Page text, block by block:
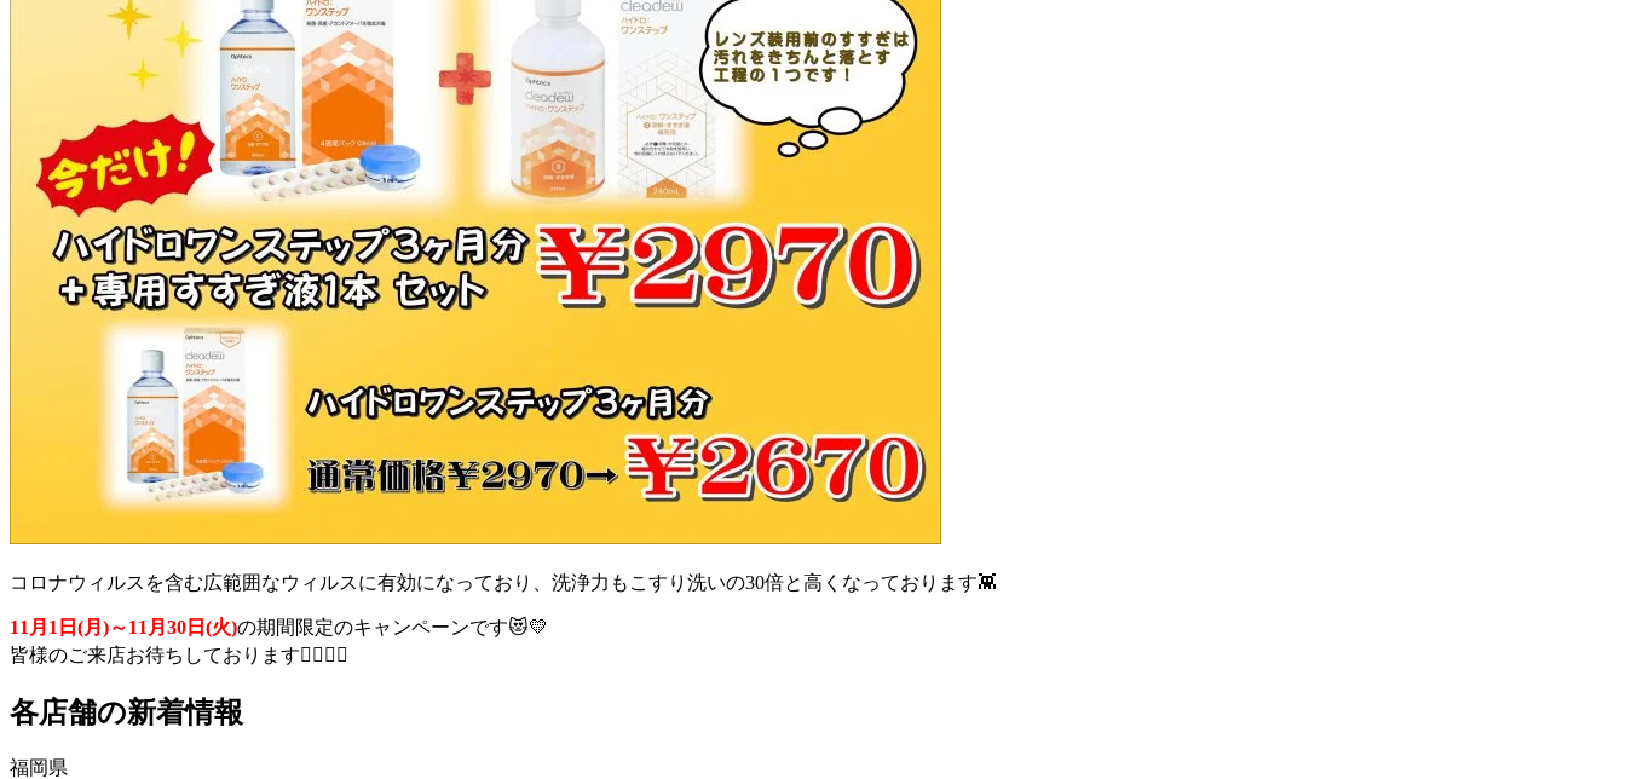
コロナウィルスを含む広範囲なウィルスに有効になっており、洗浄力もこすり洗いの30倍と高くなっております👾
11月1日(月)～11月30日(火)の期間限定のキャンペーンです😻💛
皆様のご来店お待ちしております🙇‍♀️🙇‍♀️
各店舗の新着情報
福岡県